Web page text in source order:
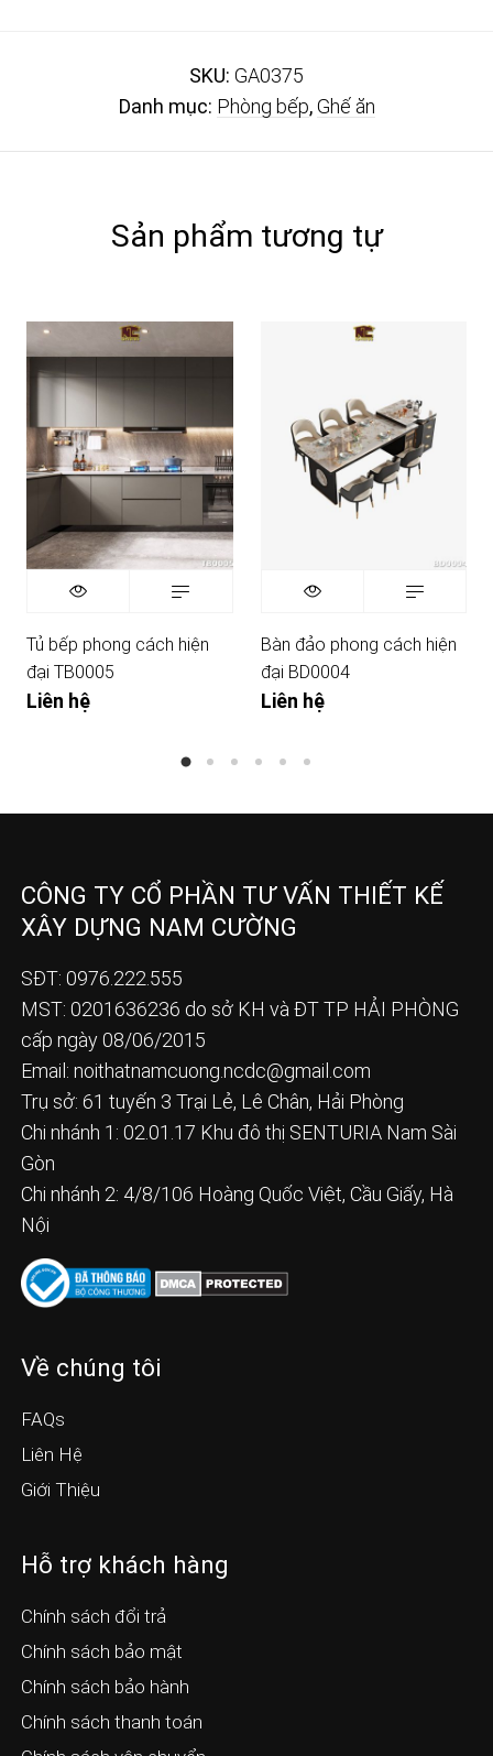
SKU: GA0375
Danh mục: Phòng bếp,Ghế ăn
Sản phẩm tương tự
Tủ bếp phong cách hiện
đại TB0005
Liên hệ
Bàn đảo phong cách hiện
đại BD0004
Liên hệ
CÔNG TY CỔ PHẦN TƯ VẤN THIẾT KẾ
XÂY DỰNG NAM CƯỜNG
SĐT: 0976.222.555
MST: 0201636236 do sở KH và ĐT TP HẢI PHÒNG
cấp ngày 08/06/2015
Email: noithatnamcuong.ncdc@gmail.com
Trụ sở: 61 tuyến 3 Trại Lẻ, Lê Chân, Hải Phòng
Chi nhánh 1: 02.01.17 Khu đô thị SENTURIA Nam Sài
Gòn
Chi nhánh 2: 4/8/106 Hoàng Quốc Việt, Cầu Giấy, Hà
Nội
Về chúng tôi
FAQs
Liên Hệ
Giới Thiệu
Hỗ trợ khách hàng
Chính sách đổi trả
Chính sách bảo mật
Chính sách bảo hành
Chính sách thanh toán